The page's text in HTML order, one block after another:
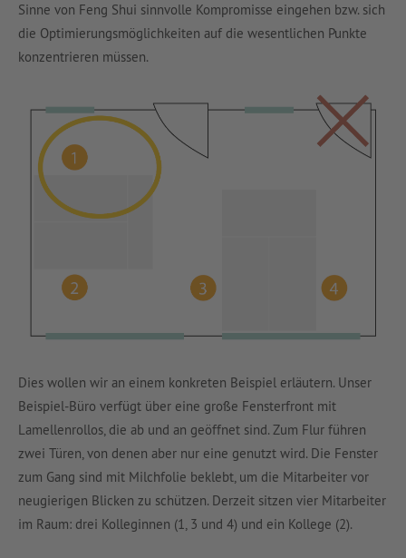
Sinne von Feng Shui sinnvolle Kompromisse eingehen bzw. sich
die Optimierungsmöglichkeiten auf die wesentlichen Punkte
konzentrieren müssen.
Dies wollen wir an einem konkreten Beispiel erläutern. Unser
Beispiel-Büro verfügt über eine große Fensterfront mit
Lamellenrollos, die ab und an geöffnet sind. Zum Flur führen
zwei Türen, von denen aber nur eine genutzt wird. Die Fenster
zum Gang sind mit Milchfolie beklebt, um die Mitarbeiter vor
neugierigen Blicken zu schützen. Derzeit sitzen vier Mitarbeiter
im Raum: drei Kolleginnen (1, 3 und 4) und ein Kollege (2).